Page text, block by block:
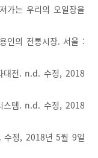
가는 우리의 오일장을
인의 전통시장. 서울 :
대전. n.d. 수정, 2018
스템. n.d. 수정, 2018
정, 2018년 5월 9일